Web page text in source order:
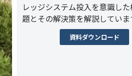
レッジシステム投入を意識し
題とその解決策を解説していま
資料ダウンロード